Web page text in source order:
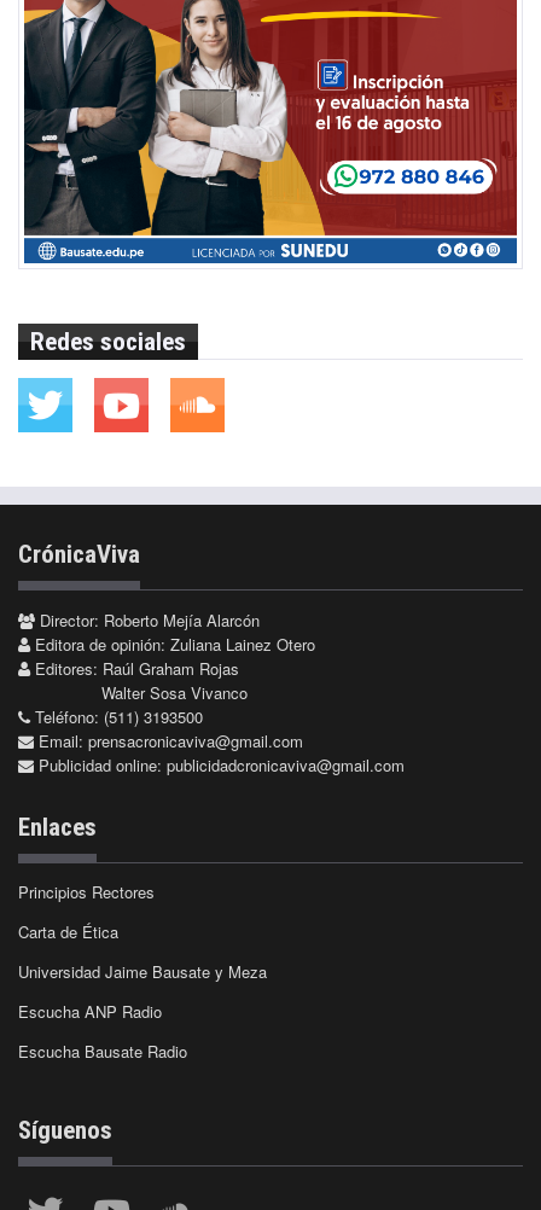
Redes sociales
CrónicaViva
Director: Roberto Mejía Alarcón
Editora de opinión: Zuliana Lainez Otero
Editores: Raúl Graham Rojas
Walter Sosa Vivanco
Teléfono: (511) 3193500
Email: prensacronicaviva@gmail.com
Publicidad online: publicidadcronicaviva@gmail.com
Enlaces
Principios Rectores
Carta de Ética
Universidad Jaime Bausate y Meza
Escucha ANP Radio
Escucha Bausate Radio
Síguenos